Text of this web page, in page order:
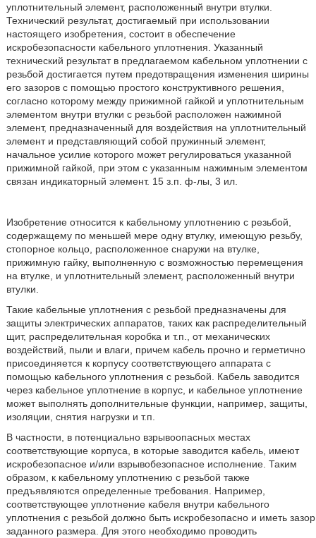
уплотнительный элемент, расположенный внутри втулки.
Технический результат, достигаемый при использовании
настоящего изобретения, состоит в обеспечение
искробезопасности кабельного уплотнения. Указанный
технический результат в предлагаемом кабельном уплотнении с
резьбой достигается путем предотвращения изменения ширины
его зазоров с помощью простого конструктивного решения,
согласно которому между прижимной гайкой и уплотнительным
элементом внутри втулки с резьбой расположен нажимной
элемент, предназначенный для воздействия на уплотнительный
элемент и представляющий собой пружинный элемент,
начальное усилие которого может регулироваться указанной
прижимной гайкой, при этом с указанным нажимным элементом
связан индикаторный элемент. 15 з.п. ф-лы, 3 ил.
Изобретение относится к кабельному уплотнению с резьбой,
содержащему по меньшей мере одну втулку, имеющую резьбу,
стопорное кольцо, расположенное снаружи на втулке,
прижимную гайку, выполненную с возможностью перемещения
на втулке, и уплотнительный элемент, расположенный внутри
втулки.
Такие кабельные уплотнения с резьбой предназначены для
защиты электрических аппаратов, таких как распределительный
щит, распределительная коробка и т.п., от механических
воздействий, пыли и влаги, причем кабель прочно и герметично
присоединяется к корпусу соответствующего аппарата с
помощью кабельного уплотнения с резьбой. Кабель заводится
через кабельное уплотнение в корпус, и кабельное уплотнение
может выполнять дополнительные функции, например, защиты,
изоляции, снятия нагрузки и т.п.
В частности, в потенциально взрывоопасных местах
соответствующие корпуса, в которые заводится кабель, имеют
искробезопасное и/или взрывобезопасное исполнение. Таким
образом, к кабельному уплотнению с резьбой также
предъявляются определенные требования. Например,
соответствующее уплотнение кабеля внутри кабельного
уплотнения с резьбой должно быть искробезопасно и иметь зазор
заданного размера. Для этого необходимо проводить